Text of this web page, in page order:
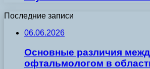
Последние записи
06.06.2026
Основные различия
офтальмологом в